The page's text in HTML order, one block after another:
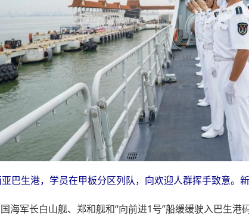
巴生港，学员在甲板分区列队，向欢迎人群挥手致意。新
海军长白山舰、郑和舰和“向前进1号”船缓缓驶入巴生